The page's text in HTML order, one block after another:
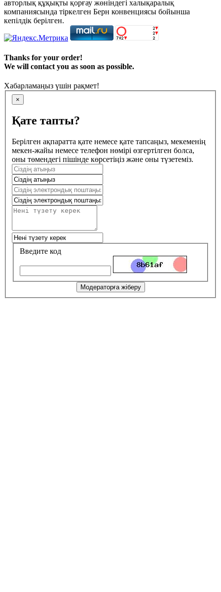
авторлық құқықты қорғау жөніндегі халықаралық
компаниясында тіркелген Берн конвенциясы бойынша
кепілдік берілген.
Thanks for your order!
We will contact you as soon as possible.
Хабарламаңыз үшін рақмет!
×
Қате тапты?
Берілген ақпаратта қате немесе қате тапсаңыз, мекеменің
мекен-жайы немесе телефон нөмірі өзгертілген болса,
оны төмендегі пішінде көрсетіңіз және оны түзетеміз.
Введите код
Модераторға жіберу